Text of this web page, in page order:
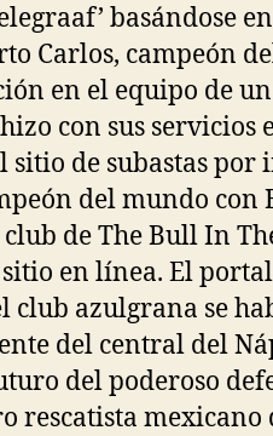
basándose
Carlos, campeón
en el equipo de
con sus servicios
sitio de subastas por
del mundo con
de The Bull In
en línea. El portal
club azulgrana se
del central del
del poderoso
rescatista